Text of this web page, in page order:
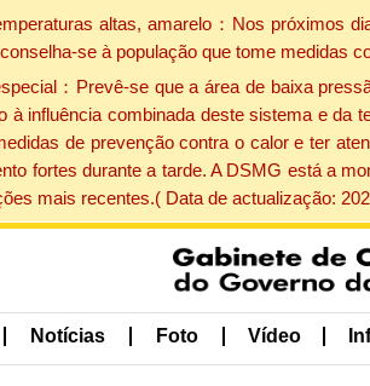
altas, amarelo：Nos próximos
se à população que tome medidas
：Prevê-se que a área de baixa
à influência combinada deste sistema e da
de prevenção contra o calor e ter
fortes durante a tarde. A DSMG está a
mais recentes.( Data de actualização:
Notícias Foto Vídeo